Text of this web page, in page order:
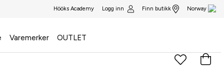
Hööks Academy Logg inn Finn butikk Norway
Varemerker OUTLET